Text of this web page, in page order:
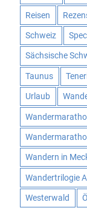
Reisen
Schweiz
Sächsische
Taunus
Urlaub
Wandern in
Wandertrilogie
Westerwald